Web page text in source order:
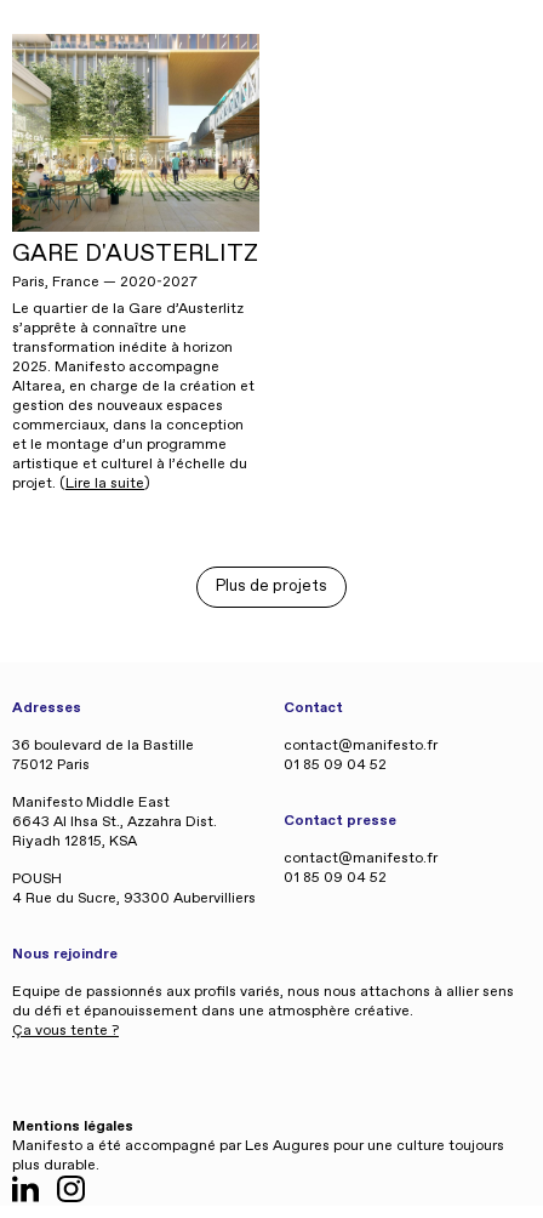
GARE D'AUSTERLITZ
Paris, France — 2020-2027
Le quartier de la Gare d’Austerlitz
s’apprête à connaître une
transformation inédite à horizon
2025. Manifesto accompagne
Altarea, en charge de la création et
gestion des nouveaux espaces
commerciaux, dans la conception
et le montage d’un programme
artistique et culturel à l’échelle du
projet. (Lire la suite)
Plus de projets
Adresses
36 boulevard de la Bastille
75012 Paris
Manifesto Middle East
6643 Al Ihsa St., Azzahra Dist.
Riyadh 12815, KSA
POUSH
4 Rue du Sucre, 93300 Aubervilliers
Contact
contact@manifesto.fr
01 85 09 04 52
Contact presse
contact@manifesto.fr
01 85 09 04 52
Nous rejoindre
Equipe de passionnés aux profils variés, nous nous attachons à allier sens
du défi et épanouissement dans une atmosphère créative.
Ça vous tente ?
Mentions légales
Manifesto a été accompagné par Les Augures pour une culture toujours
plus durable.